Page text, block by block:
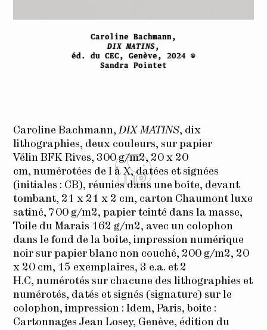
Caroline Bachmann,
DIX MATINS,
éd. du CEC, Genève, 2024 ©
Sandra Pointet
Caroline Bachmann, DIX MATINS, dix
lithographies, deux couleurs, sur papier
Vélin BFK Rives, 300 g/m2, 20 x 20
cm, numérotées de I à X, datées et signées
(initiales : CB), réunies dans une boîte, devant
tombant, 21 x 21 x 2 cm, carton Chaumont luxe
satiné, 700 g/m2, papier teinté dans la masse,
Toile du Marais 162 g/m2, avec un colophon
dans le fond de la boîte, impression numérique
noir sur papier blanc non couché, 200 g/m2, 20
x 20 cm, 15 exemplaires, 3 e.a. et 2
H.C, numérotés sur chacune des lithographies et
numérotés, datés et signés (signature) sur le
colophon, impression : Idem, Paris, boite :
Cartonnages Jean Losey, Genève, édition du